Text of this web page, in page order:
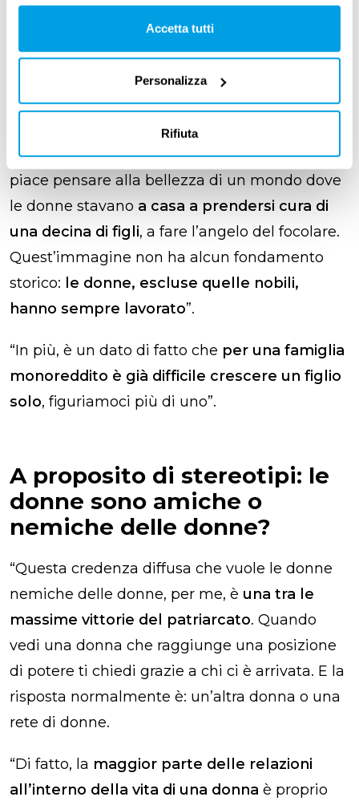
Accetta tutti
Personalizza
Rifiuta
aumentare o a migliorare i servizi per tutti.
le teniamo a casa a dedicarsi a
incarichi di cura non retribuiti”.
“Questo è unproblema eminentemente
a noi piace la narrazione
richiamaaun passato che non esiste. Ci
piace pensare alla bellezza di un mondo dove
le donne stavano a casa a prendersi cura di
una decina di figli, a fare l’angelo del focolare.
Quest’immagine non ha alcun fondamento
storico: le donne, escluse quelle nobili,
hanno sempre lavorato”.
“In più, è un dato di fatto che per una famiglia
monoreddito è già difficile crescere un figlio
solo, figuriamoci più di uno”.
A proposito di stereotipi: le
donne sono amiche o
nemiche delle donne?
“Questa credenza diffusa che vuole le donne
nemiche delle donne, per me, è una tra le
massime vittorie del patriarcato. Quando
vedi una donna che raggiunge una posizione
di potere ti chiedi grazie a chi ci è arrivata. E la
risposta normalmente è: un’altra donna o una
rete di donne.
“Di fatto, la maggior parte delle relazioni
all’interno della vita di una donna è proprio